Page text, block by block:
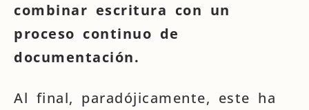
combinar escritura con un
proceso continuo de
documentación.
Al final, paradójicamente, este ha